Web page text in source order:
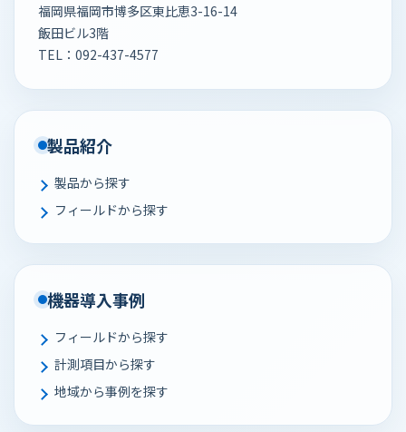
福岡県福岡市博多区東比恵3-16-14
飯田ビル3階
TEL： 092-437-4577
製品紹介
製品から探す
フィールドから探す
機器導入事例
フィールドから探す
計測項目から探す
地域から事例を探す